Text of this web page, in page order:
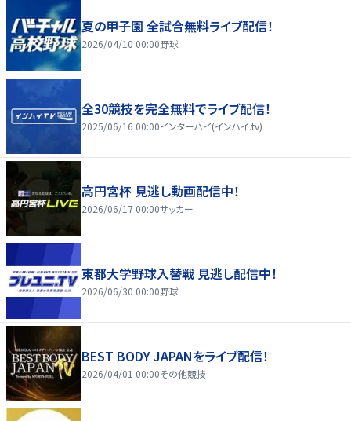
夏の甲子園 全試合無料ライブ配信！
2026/04/10 00:00野球
全30競技を完全無料でライブ配信！
2025/06/16 00:00インターハイ(インハイ.tv)
高円宮杯 見逃し動画配信中！
2026/06/17 00:00サッカー
東都大学野球入替戦 見逃し配信中！
2026/06/30 00:00野球
BEST BODY JAPANをライブ配信！
2026/04/01 00:00その他競技